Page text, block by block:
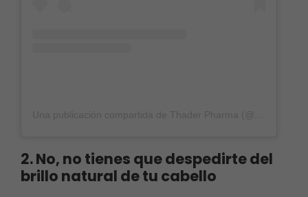
2. No, no tienes que despedirte del
brillo natural de tu cabello